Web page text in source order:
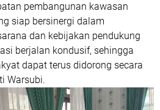
pembangunan kawasan
siap bersinergi dalam
dan kebijakan pendukung
berjalan kondusif, sehingga
dapat terus didorong secara
Warsubi.